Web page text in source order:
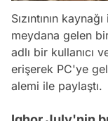
Sızıntının
meydana gelen
adlı bir kullanıcı
erişerek PC'ye
alemi ile paylaştı.